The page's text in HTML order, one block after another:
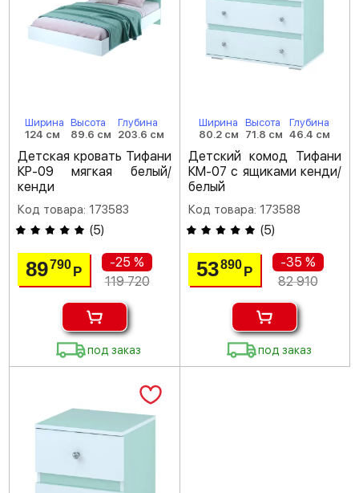
Ширина
124 см
Высота
89.6 см
Глубина
203.6 см
Детская кровать Тифани
КР-09 мягкая белый/
кенди
Код товара: 173583
(5)
89790Р
-25 %
119 720
под заказ
Ширина
80.2 см
Высота
71.8 см
Глубина
46.4 см
Детский комод Тифани
КМ-07 с ящиками кенди/
белый
Код товара: 173588
(5)
53890 Р
-35 %
82 910
под заказ